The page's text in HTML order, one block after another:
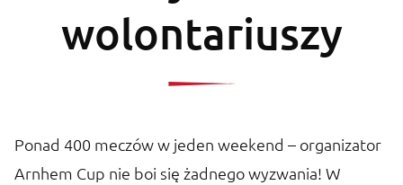
wolontariuszy
Ponad 400 meczów w jeden weekend – organizator
Arnhem Cup nie boi się żadnego wyzwania! W